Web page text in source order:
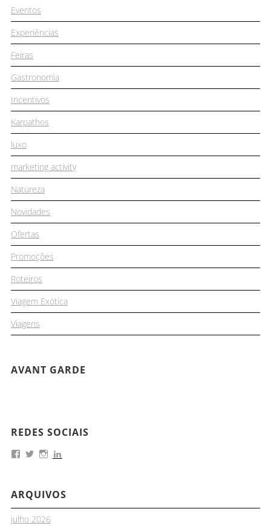
Eventos
Experiências
Feiras
Gastronomia
Incentivos
Karpathos
luxo
marketing activity
Natureza
Novidades
Ofertas
Promoções
Roteiros
Viagem Exótica
Viagens
AVANT GARDE
REDES SOCIAIS
ARQUIVOS
julho 2026